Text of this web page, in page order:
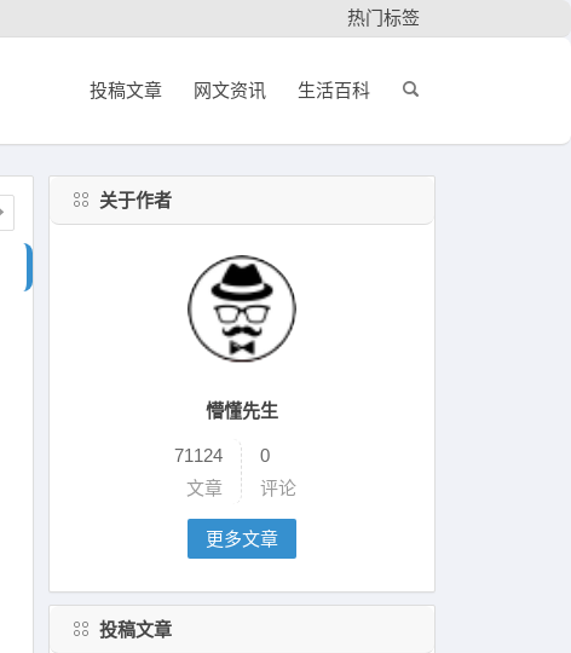
热门标签
投稿文章 网文资讯 生活百科
关于作者
懵懂先生
71124
文章
0
评论
更多文章
投稿文章